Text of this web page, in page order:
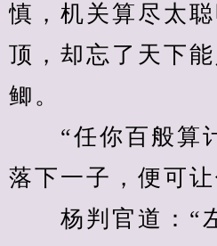
慎，机关算尽太
顶，却忘了天下
鲫。
“任你百般算
落下一子，便可
杨判官道：“